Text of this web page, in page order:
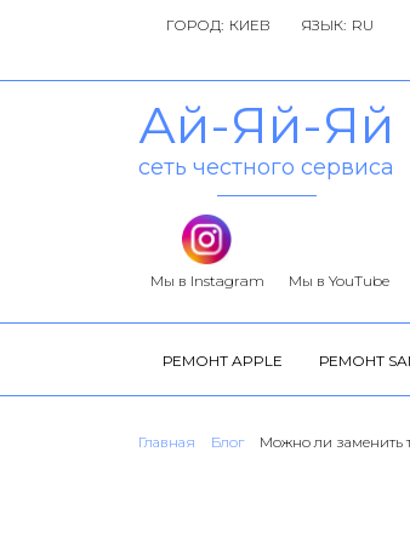
ГОРОД: ЯЗЫК:
Ай-Яй-Яй
сеть честного сервиса
Мы в Instagram Мы в YouTube
РЕМОНТ APPLE РЕМОНТ
Главная Блог Можно ли заменить